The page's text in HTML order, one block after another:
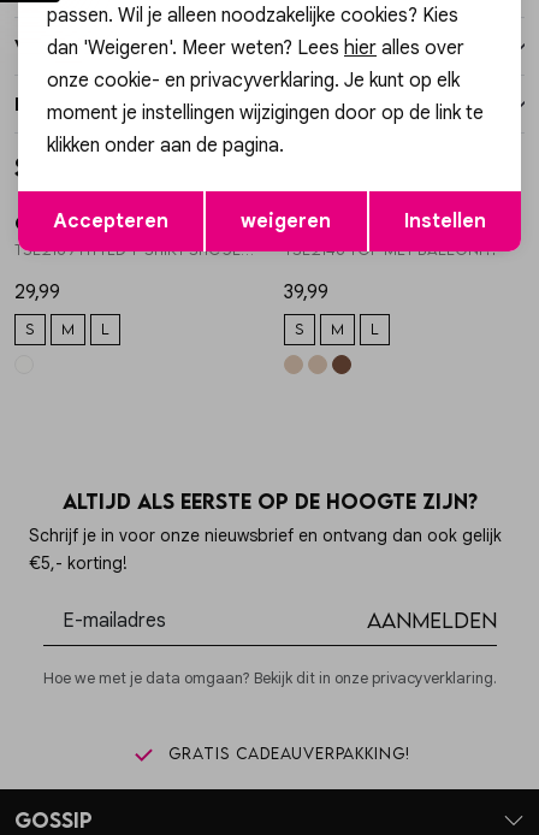
Verzending / Ophalen in de winkel
Retourneren
Style dit met
Gossip
TSL2189 FITTED T-SHIRT SHOULDERPADS
29,99
S M L
1/2
Gossip
TSL2146 TOP MET BALLONFIT
39,99
S M L
Altijd als eerste op de hoogte zijn?
Schrijf je in voor onze nieuwsbrief en ontvang dan ook gelijk
€5,- korting!
Aanmelden
Hoe we met je data omgaan? Bekijk dit in onze privacyverklaring.
Gratis cadeauverpakking!
Gossip
Opslaan
passen. Wil je alleen noodzakelijke cookies? Kies
dan 'Weigeren'. Meer weten? Lees hier alles over
onze cookie- en privacyverklaring. Je kunt op elk
moment je instellingen wijzigingen door op de link te
klikken onder aan de pagina.
Accepteren weigeren Instellen